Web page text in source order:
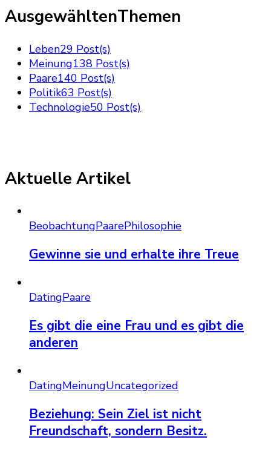
AusgewähltenThemen
Leben29 Post(s)
Meinung138 Post(s)
Paare140 Post(s)
Politik63 Post(s)
Technologie50 Post(s)
Aktuelle Artikel
BeobachtungPaarePhilosophie
Gewinne sie und erhalte ihre Treue
DatingPaare
Es gibt die eine Frau und es gibt die
anderen
DatingMeinungUncategorized
Beziehung: Sein Ziel ist nicht
Freundschaft, sondern Besitz.